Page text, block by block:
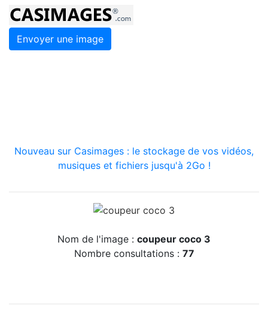
Envoyer une image
Nouveau sur Casimages : le stockage de vos vidéos,
musiques et fichiers jusqu'à 2Go !
Nom de l'image : coupeur coco 3
Nombre consultations : 77